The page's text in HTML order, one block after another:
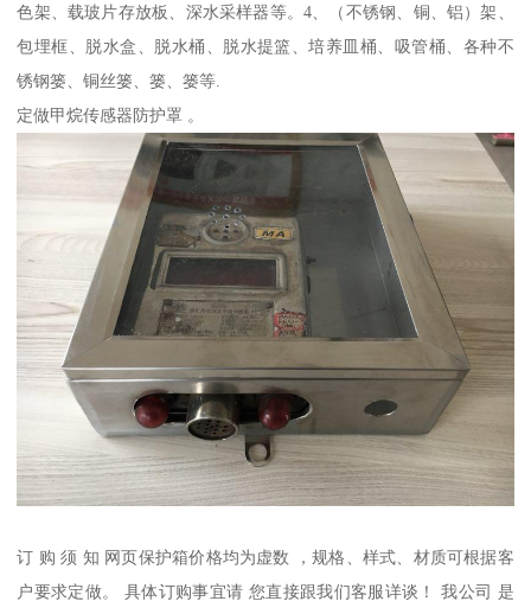
色架、载玻片存放板、深水采样器等。4、（不锈钢、铜、铝）架、
包埋框、脱水盒、脱水桶、脱水提篮、培养皿桶、吸管桶、各种不
锈钢篓、铜丝篓、篓、篓等.
定做甲烷传感器防护罩 。
订 购 须 知 网页保护箱价格均为虚数 ，规格、样式、材质可根据客
户要求定做。 具体订购事宜请 您直接跟我们客服详谈！ 我公司 是